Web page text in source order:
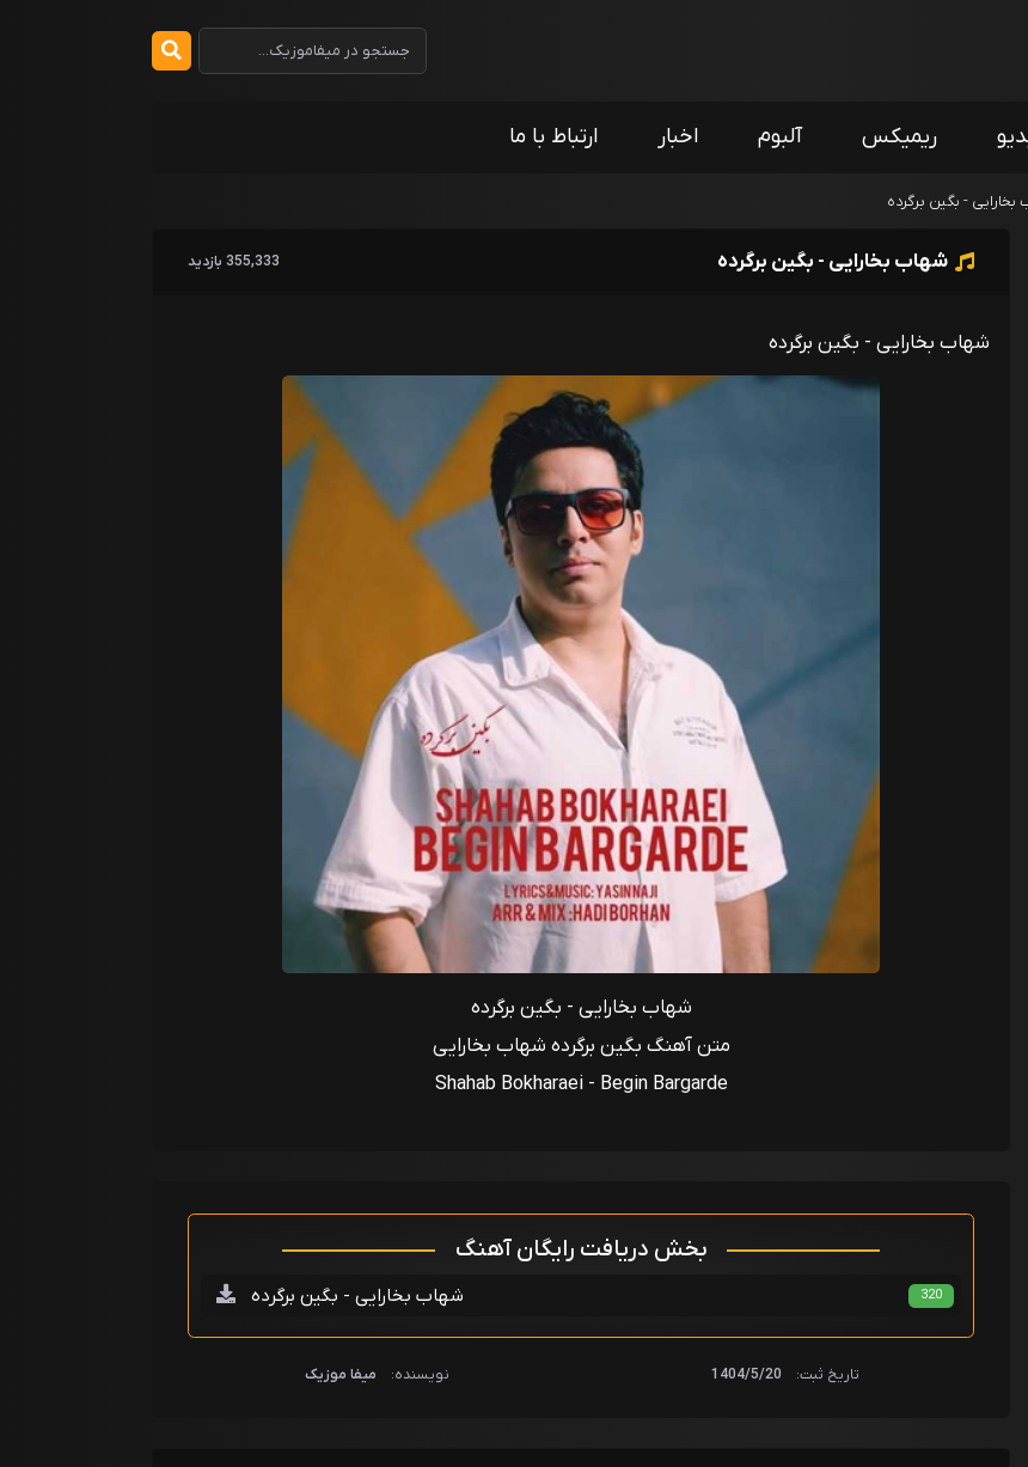
ریمیکس آلبوم اخبار ارتباط با ما
- بگین برگرده
شهاب بخارایی - بگین برگرده 355,333 بازدید
شهاب بخارایی - بگین برگرده
شهاب بخارایی - بگین برگرده
متن آهنگ بگین برگرده شهاب بخارایی
Shahab Bokharaei - Begin Bargarde
بخش دریافت رایگان آهنگ
شهاب بخارایی - بگین برگرده 320
تاریخ ثبت: 1404/5/20 نویسنده: میفا موزیک